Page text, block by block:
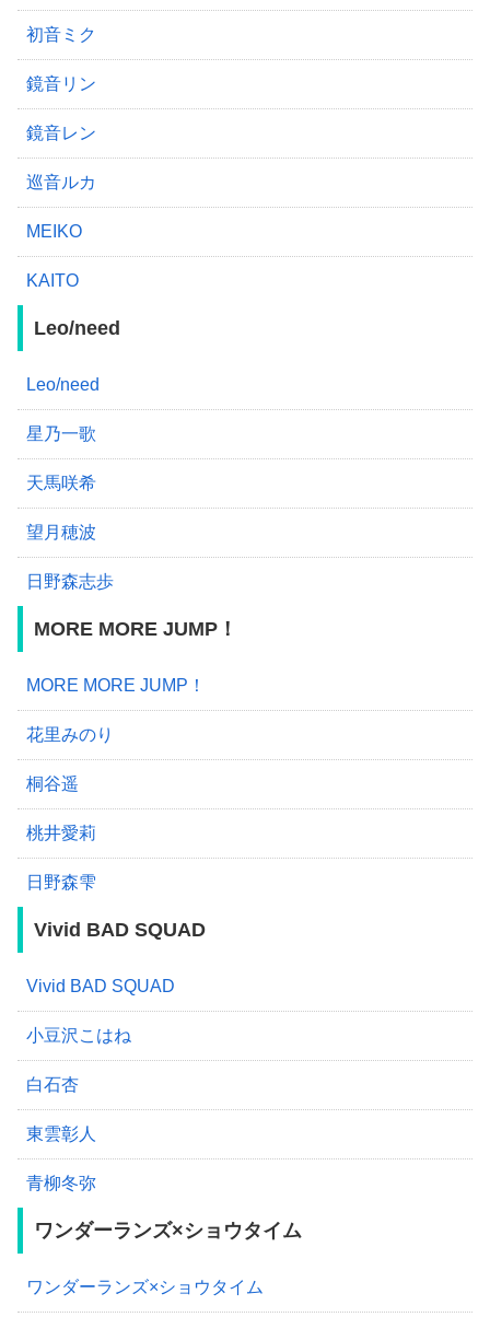
初音ミク
鏡音リン
鏡音レン
巡音ルカ
MEIKO
KAITO
Leo/need
Leo/need
星乃一歌
天馬咲希
望月穂波
日野森志歩
MORE MORE JUMP！
MORE MORE JUMP！
花里みのり
桐谷遥
桃井愛莉
日野森雫
Vivid BAD SQUAD
Vivid BAD SQUAD
小豆沢こはね
白石杏
東雲彰人
青柳冬弥
ワンダーランズ×ショウタイム
ワンダーランズ×ショウタイム